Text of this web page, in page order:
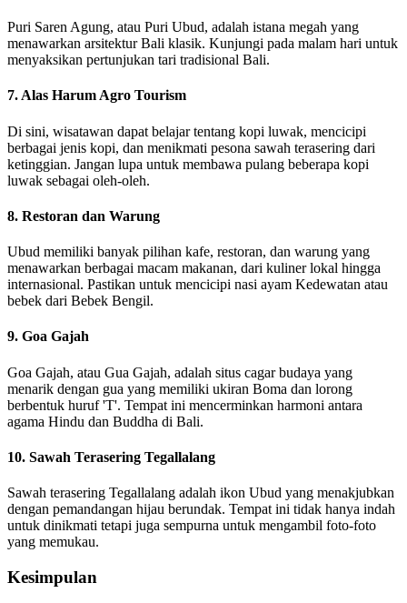
Puri Saren Agung, atau Puri Ubud, adalah istana megah yang
menawarkan arsitektur Bali klasik. Kunjungi pada malam hari untuk
menyaksikan pertunjukan tari tradisional Bali.
7. Alas Harum Agro Tourism
Di sini, wisatawan dapat belajar tentang kopi luwak, mencicipi
berbagai jenis kopi, dan menikmati pesona sawah terasering dari
ketinggian. Jangan lupa untuk membawa pulang beberapa kopi
luwak sebagai oleh-oleh.
8. Restoran dan Warung
Ubud memiliki banyak pilihan kafe, restoran, dan warung yang
menawarkan berbagai macam makanan, dari kuliner lokal hingga
internasional. Pastikan untuk mencicipi nasi ayam Kedewatan atau
bebek dari Bebek Bengil.
9. Goa Gajah
Goa Gajah, atau Gua Gajah, adalah situs cagar budaya yang
menarik dengan gua yang memiliki ukiran Boma dan lorong
berbentuk huruf 'T'. Tempat ini mencerminkan harmoni antara
agama Hindu dan Buddha di Bali.
10. Sawah Terasering Tegallalang
Sawah terasering Tegallalang adalah ikon Ubud yang menakjubkan
dengan pemandangan hijau berundak. Tempat ini tidak hanya indah
untuk dinikmati tetapi juga sempurna untuk mengambil foto-foto
yang memukau.
Kesimpulan